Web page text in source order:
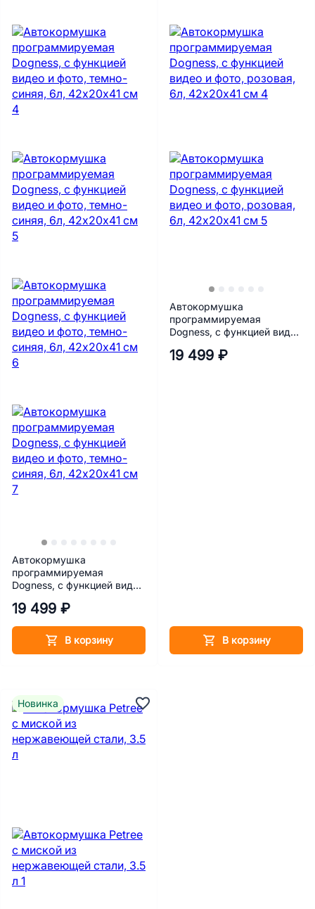
Автокормушка
программируемая
Dogness, с функцией видео
42х20х41 см
19 499 ₽
В корзину
Автокормушка
программируемая
Dogness, с функцией видео
42х20х41 см
19 499 ₽
В корзину
Новинка